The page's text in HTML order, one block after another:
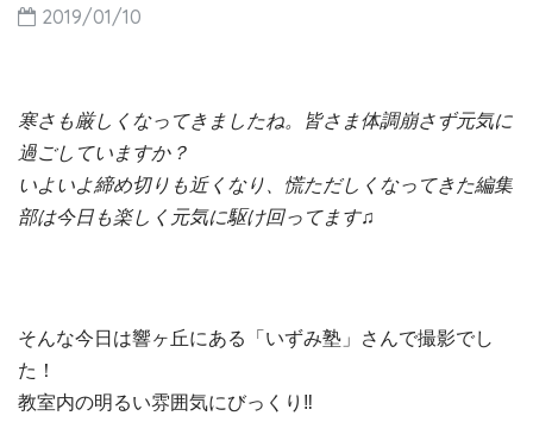
2019/01/10
寒さも厳しくなってきましたね。皆さま体調崩さず元気に
過ごしていますか？
いよいよ締め切りも近くなり、慌ただしくなってきた編集
部は今日も楽しく元気に駆け回ってます♫
そんな今日は響ヶ丘にある「いずみ塾」さんで撮影でし
た！
教室内の明るい雰囲気にびっくり‼︎